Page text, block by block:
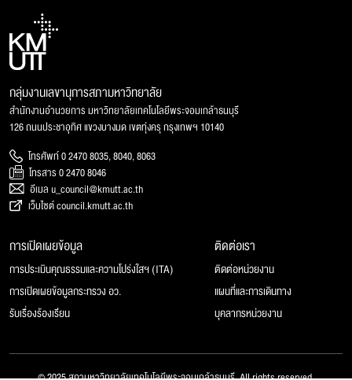
กลุ่มงานเลขานุการสภามหาวิทยาลัย
สำนักงานอำนวยการ มหาวิทยาลัยเทคโนโลยีพระจอมเกล้าธนบุรี
126 ถนนประชาอุทิศ แขวงบางมด เขตทุ่งครุ กรุงเทพฯ 10140
โทรศัพท์ 0 2470 8035, 8040, 8063
โทรสาร 0 2470 8046
อีเมล u_council@kmutt.ac.th
เว็บไซต์ council.kmutt.ac.th
การเปิดเผยข้อมูล
การประเมินคุณธรรมและความโปร่งใสฯ (ITA)
การเปิดเผยข้อมูลกระทรวง อว.
รับเรื่องร้องเรียน
ติดต่อเรา
ติดต่อหน่วยงาน
แผนที่และการเดินทาง
บุคลากรหน่วยงาน